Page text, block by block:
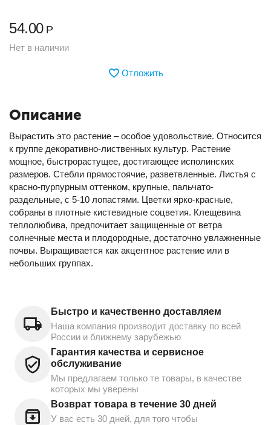
54.00 Р
Нет в наличии
Отложить
Описание
Вырастить это растение – особое удовольствие. Относится
к группе декоративно-лиственных культур. Растение
мощное, быстрорастущее, достигающее исполинских
размеров. Стебли прямостоячие, разветвленные. Листья с
красно-пурпурным оттенком, крупные, пальчато-
раздельные, с 5-10 лопастями. Цветки ярко-красные,
собраны в плотные кистевидные соцветия. Клещевина
теплолюбива, предпочитает защищенные от ветра
солнечные места и плодородные, достаточно увлажненные
почвы. Выращивается как акцентное растение или в
небольших группах.
Быстро и качественно доставляем
Наша компания производит доставку по всей
России и ближнему зарубежью
Гарантия качества и сервисное
обслуживание
Мы предлагаем только те товары, в качестве
которых мы уверены
Возврат товара в течение 30 дней
У вас есть 30 дней, для того чтобы